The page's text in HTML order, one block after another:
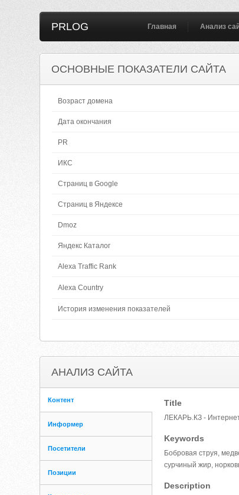
PRLOG Главная Анализ
ОСНОВНЫЕ ПОКАЗАТЕЛИ САЙТА
Возраст домена
Дата окончания
PR
ИКС
Страниц в Google
Страниц в Яндексе
Dmoz
Яндекс Каталог
Alexa Traffic Rank
Alexa Country
История изменения показателей
АНАЛИЗ САЙТА
Контент
Информер
Посетители
Позиции
Title
ЛЕКАРЬ.КЗ -
Keywords
Бобровая струя,
сурчиный жир,
Description